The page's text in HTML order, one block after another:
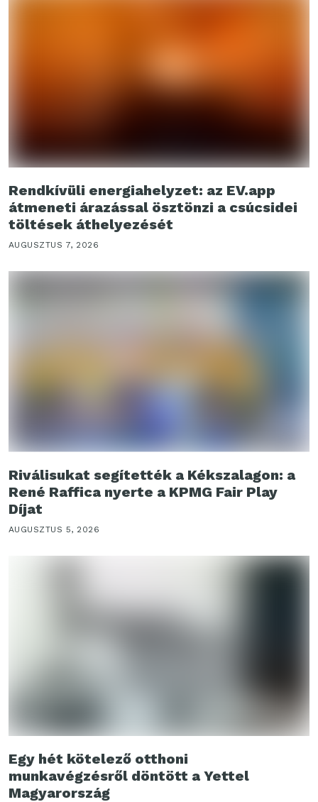
Rendkívüli energiahelyzet: az EV.app
átmeneti árazással ösztönzi a csúcsidei
töltések áthelyezését
AUGUSZTUS 7, 2026
Riválisukat segítették a Kékszalagon: a
René Raffica nyerte a KPMG Fair Play
Díjat
AUGUSZTUS 5, 2026
Egy hét kötelező otthoni
munkavégzésről döntött a Yettel
Magyarország